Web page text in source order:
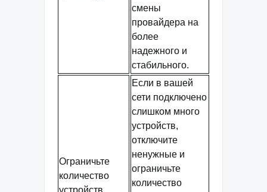
смены
провайдера на
более
надежного и
стабильного.
Ограничьте
количество
Если в вашей
сети подключено
слишком много
устройств,
отключите
ненужные и
ограничьте
количество